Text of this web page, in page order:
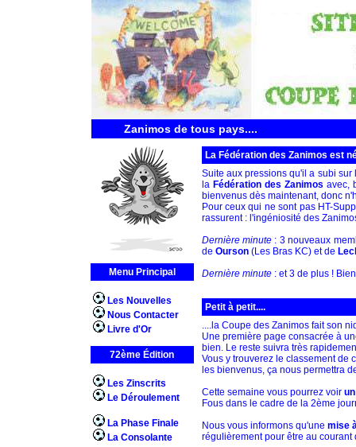
Zanimos de tous pays....
Menu Principal
Les Nouvelles
Nous Contacter
Livre d'Or
72ème Édition
Les Zinscrits
Le Déroulement
La Phase Finale
La Consolante
La Fédération des Zanimos est
Suite aux pressions qu'il a subi
la Fédération des Zanimos avec,
bienvenus dès maintenant, donc
Pour ceux qui ne sont pas HT-
rassurent : l'ingéniosité des
Dernière minute: 3 nouveaux
de Ourson(Les Bras KC) et de
Dernière minute: et 3 de plus !
Petit à petit....
....la Coupe des Zanimos fait son
Une première page consacrée à
bien. Le reste suivra très
Vous y trouverez le classement de
les bienvenus, ça nous permettra
Cette semaine vous pourrez voir
Fous dans le cadre de la 2ème
Nous vous informons qu'une mise
régulièrement pour être au courant